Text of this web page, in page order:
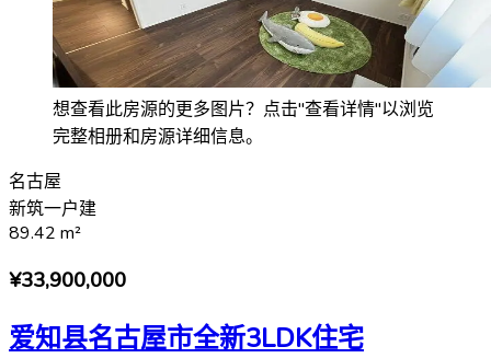
想查看此房源的更多图片？点击"查看详情"以浏览
完整相册和房源详细信息。
名古屋
新筑一户建
89.42 m²
¥33,900,000
爱知县名古屋市全新3LDK住宅